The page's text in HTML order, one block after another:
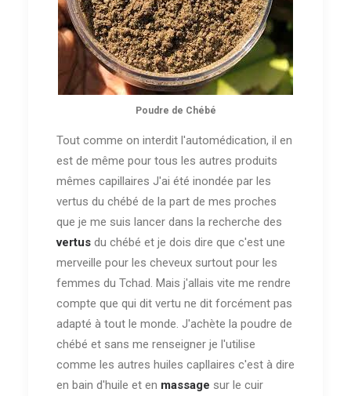
Poudre de Chébé
Tout comme on interdit l'automédication, il en
est de même pour tous les autres produits
mêmes capillaires J'ai été inondée par les
vertus du chébé de la part de mes proches
que je me suis lancer dans la recherche des
vertus du chébé et je dois dire que c'est une
merveille pour les cheveux surtout pour les
femmes du Tchad. Mais j'allais vite me rendre
compte que qui dit vertu ne dit forcément pas
adapté à tout le monde. J'achète la poudre de
chébé et sans me renseigner je l'utilise
comme les autres huiles capllaires c'est à dire
en bain d'huile et en massage sur le cuir